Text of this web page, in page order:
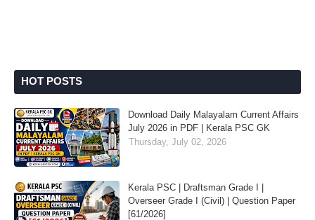
HOT POSTS
Download Daily Malayalam Current Affairs
July 2026 in PDF | Kerala PSC GK
Thursday, July 02, 2026
Kerala PSC | Draftsman Grade I |
Overseer Grade I (Civil) | Question Paper
[61/2026]